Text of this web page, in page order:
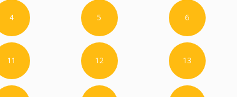
4 5 6
11 12 13